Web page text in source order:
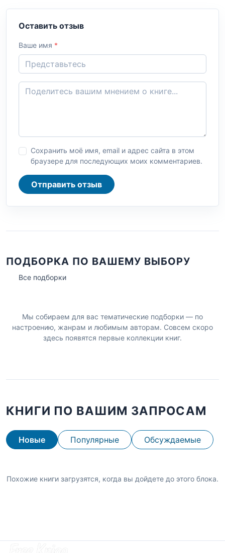
Оставить отзыв
Ваше имя *
Сохранить моё имя, email и адрес сайта в этом
браузере для последующих моих комментариев.
Отправить отзыв
ПОДБОРКА ПО ВАШЕМУ ВЫБОРУ
Все подборки
Мы собираем для вас тематические подборки — по
настроению, жанрам и любимым авторам. Совсем скоро
здесь появятся первые коллекции книг.
КНИГИ ПО ВАШИМ ЗАПРОСАМ
Новые Популярные Обсуждаемые
Похожие книги загрузятся, когда вы дойдете до этого блока.